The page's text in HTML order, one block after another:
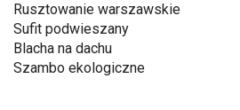
Rusztowanie warszawskie
Sufit podwieszany
Blacha na dachu
Szambo ekologiczne